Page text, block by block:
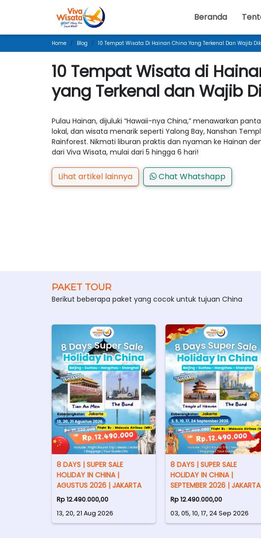
Beranda
Home Blog 10 Tempat Wisata Di Hainan China Yang Terkenal Dan Wajib
10 Tempat Wisata di
yang Terkenal dan Wajib
Pulau Hainan, dijuluki “Hawaii-nya China,” menawarkan
lokal, dan wisata menarik seperti Yalong Bay, Nanshan
Rainforest. Nikmati liburan praktis dan nyaman ke Hainan
dari Viva Wisata, mulai dari 5 hingga 6 hari!
Lihat artikel lainnya Chat Whatshapp
PAKET TOUR
Berikut beberapa paket yang cocok untuk tujuan China
8 DAYS | SUPER SALE
HOLIDAY IN CHINA |
AGUSTUS 2026 | JAKARTA
Rp 12.490.000,00
13, 20, 21 Aug 2026
8 DAYS | SUPER SALE
HOLIDAY IN CHINA |
SEPTEMBER 2026 | JAKARTA
Rp 12.490.000,00
03, 05, 10, 17, 24 Sep 2026